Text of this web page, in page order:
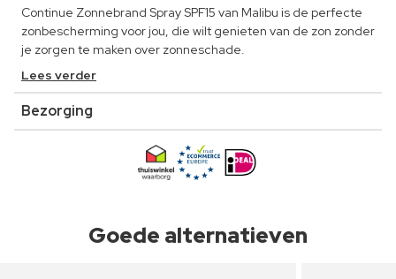
Continue Zonnebrand Spray SPF15 van Malibu is de perfecte
zonbescherming voor jou, die wilt genieten van de zon zonder
je zorgen te maken over zonneschade.
Lees verder
Bezorging
Goede alternatieven